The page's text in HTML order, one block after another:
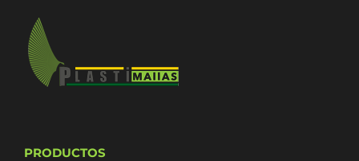
PRODUCTOS